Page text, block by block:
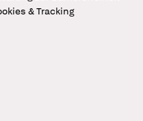
& Tracking